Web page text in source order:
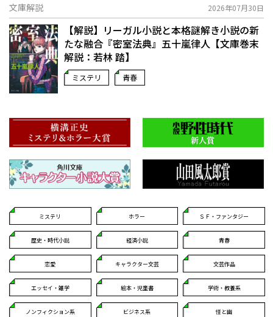
文庫解説 2026年07月30日
【解説】リーガル小説と本格謎解き小説の新
たな融合――『密室法典』五十嵐律人【文庫巻末
解説：若林 踏】
ミステリ 青春
ミステリ ホラー ＳＦ・ファンタジー
歴史・時代小説 経済小説 青春
恋愛 キャラクター文芸 文芸作品
エッセイ・雑学 絵本・児童書 学術・教養系
ノンフィクション系 ビジネス系 怪と幽